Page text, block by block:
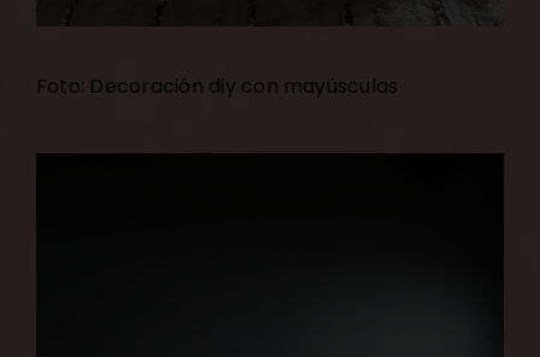
Foto: Decoración diy con mayúsculas